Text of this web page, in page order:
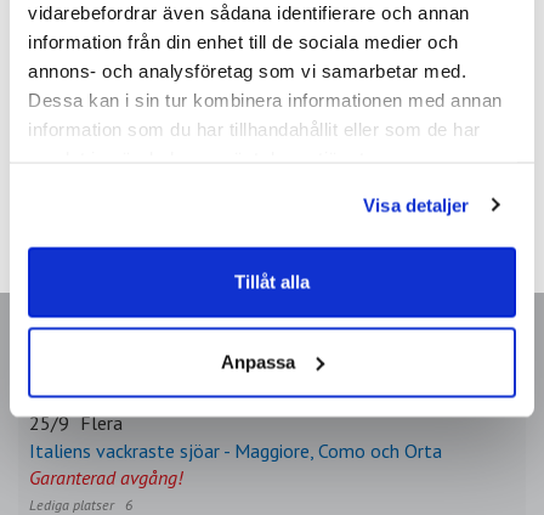
vidarebefordrar även sådana identifierare och annan
information från din enhet till de sociala medier och
annons- och analysföretag som vi samarbetar med.
Dessa kan i sin tur kombinera informationen med annan
information som du har tillhandahållit eller som de har
Visa detaljer
Tillåt alla
Anpassa
Avgångar & priser
25/9 Flera
Italiens vackraste sjöar - Maggiore, Como och Orta
Garanterad avgång!
6